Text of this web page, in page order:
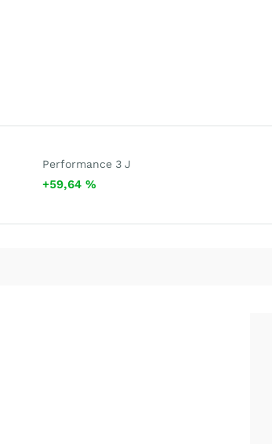
Performance 3 J
+59,64 %